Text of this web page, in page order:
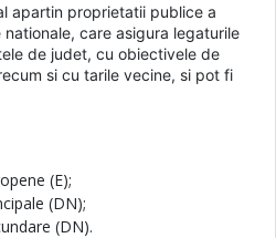
apartin proprietatii publice a
care asigura legaturile
de judet, cu obiectivele de
si cu tarile vecine, si pot fi
(E);
(DN);
(DN).